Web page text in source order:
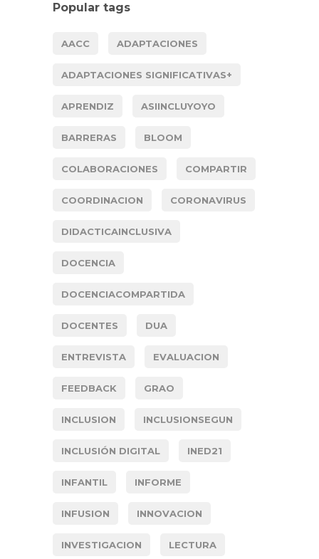
Popular tags
AACC ADAPTACIONES
ADAPTACIONES SIGNIFICATIVAS+
APRENDIZ ASIINCLUYOYO
BARRERAS BLOOM
COLABORACIONES COMPARTIR
COORDINACION CORONAVIRUS
DIDACTICAINCLUSIVA
DOCENCIA
DOCENCIACOMPARTIDA
DOCENTES DUA
ENTREVISTA EVALUACION
FEEDBACK GRAO
INCLUSION INCLUSIONSEGUN
INCLUSIÓN DIGITAL INED21
INFANTIL INFORME
INFUSION INNOVACION
INVESTIGACION LECTURA